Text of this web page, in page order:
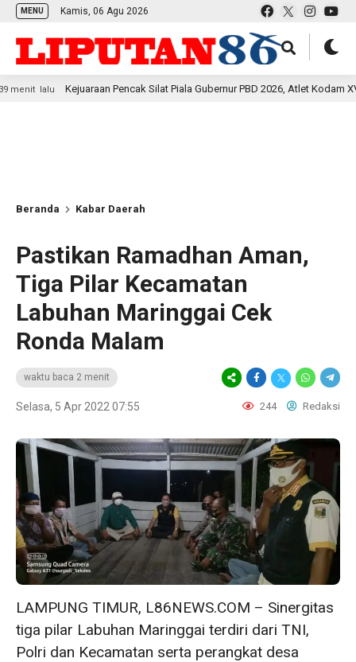
MENU Kamis, 06 Agu 2026
Kejuaraan Pencak Silat Piala Gubernur PBD 2026, Atlet Kodam XVIII Kasuari
Beranda Kabar Daerah
Pastikan Ramadhan Aman,
Tiga Pilar Kecamatan
Labuhan Maringgai Cek
Ronda Malam
waktu baca 2 menit
Selasa, 5 Apr 2022 07:55 244 Redaksi
LAMPUNG TIMUR, L86NEWS.COM – Sinergitas
tiga pilar Labuhan Maringgai terdiri dari TNI,
Polri dan Kecamatan serta perangkat desa